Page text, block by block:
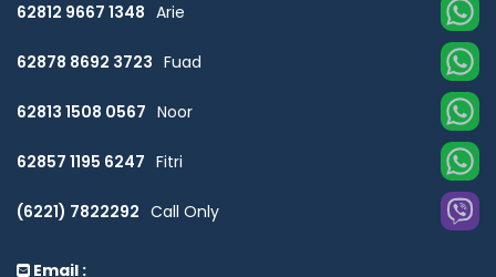
62812 9667 1348 Arie
62878 8692 3723 Fuad
62813 1508 0567 Noor
62857 1195 6247 Fitri
(6221) 7822292 Call Only
Email :